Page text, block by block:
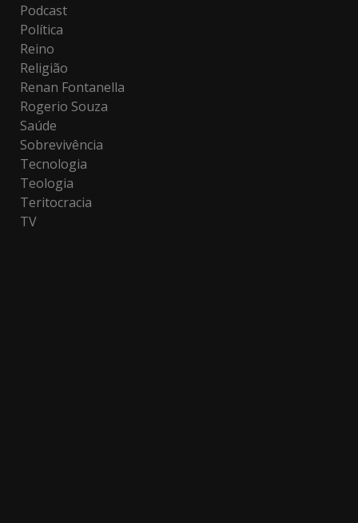
Podcast
Política
Reino
Religião
Renan Fontanella
Rogerio Souza
Saúde
Sobrevivência
Tecnologia
Teologia
Teritocracia
TV